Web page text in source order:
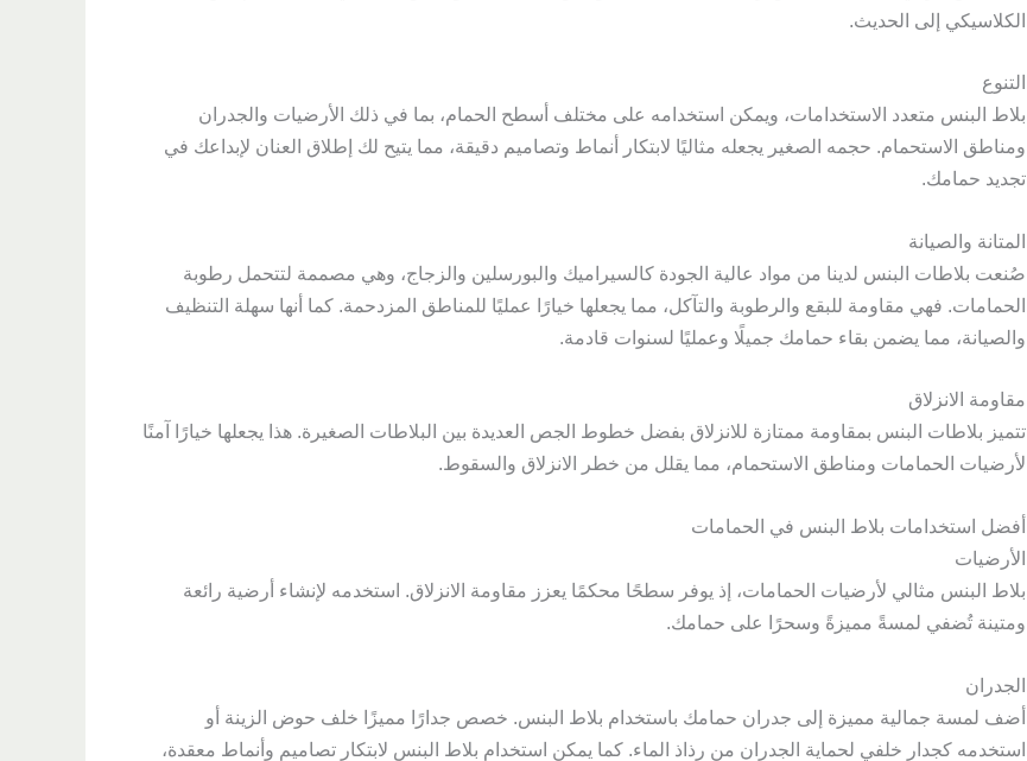
الكلاسيكي إلى الحديث.
التنوع
بلاط البنس متعدد الاستخدامات، ويمكن استخدامه على مختلف أسطح الحمام، بما في ذلك الأرضيات والجدران
ومناطق الاستحمام. حجمه الصغير يجعله مثاليًا لابتكار أنماط وتصاميم دقيقة، مما يتيح لك إطلاق العنان لإبداعك في
تجديد حمامك.
المتانة والصيانة
صُنعت بلاطات البنس لدينا من مواد عالية الجودة كالسيراميك والبورسلين والزجاج، وهي مصممة لتتحمل رطوبة
الحمامات. فهي مقاومة للبقع والرطوبة والتآكل، مما يجعلها خيارًا عمليًا للمناطق المزدحمة. كما أنها سهلة التنظيف
والصيانة، مما يضمن بقاء حمامك جميلًا وعمليًا لسنوات قادمة.
مقاومة الانزلاق
تتميز بلاطات البنس بمقاومة ممتازة للانزلاق بفضل خطوط الجص العديدة بين البلاطات الصغيرة. هذا يجعلها خيارًا آمنًا
لأرضيات الحمامات ومناطق الاستحمام، مما يقلل من خطر الانزلاق والسقوط.
أفضل استخدامات بلاط البنس في الحمامات
الأرضيات
بلاط البنس مثالي لأرضيات الحمامات، إذ يوفر سطحًا محكمًا يعزز مقاومة الانزلاق. استخدمه لإنشاء أرضية رائعة
ومتينة تُضفي لمسةً مميزةً وسحرًا على حمامك.
الجدران
أضف لمسة جمالية مميزة إلى جدران حمامك باستخدام بلاط البنس. خصص جدارًا مميزًا خلف حوض الزينة أو
استخدمه كجدار خلفي لحماية الجدران من رذاذ الماء. كما يمكن استخدام بلاط البنس لابتكار تصاميم وأنماط معقدة،